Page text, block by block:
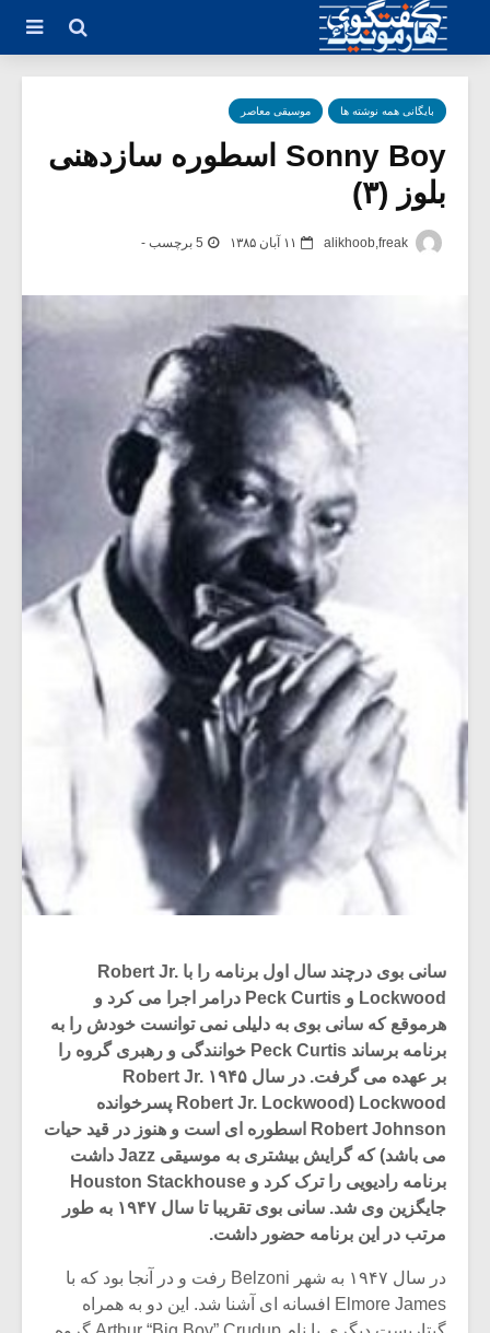
بایگانی همه نوشته ها موسیقی معاصر
Sonny Boy اسطوره سازدهنی
بلوز (۳)
۱۱ آبان ۱۳۸۵ 5 برچسب -
سانی بوی درچند سال اول برنامه را با Robert Jr.
Lockwood و Peck Curtis درامر اجرا می کرد و
هرموقع که سانی بوی به دلیلی نمی توانست خودش را به
برنامه برساند Peck Curtis خوانندگی و رهبری گروه را
بر عهده می گرفت. در سال ۱۹۴۵ Robert Jr.
Lockwood (Robert Jr. Lockwood پسرخوانده
Robert Johnson اسطوره ای است و هنوز در قید حیات
می باشد) که گرایش بیشتری به موسیقی Jazz داشت
برنامه رادیویی را ترک کرد و Houston Stackhouse
جایگزین وی شد. سانی بوی تقریبا تا سال ۱۹۴۷ به طور
مرتب در این برنامه حضور داشت.
در سال ۱۹۴۷ به شهر Belzoni رفت و در آنجا بود که با
Elmore James افسانه ای آشنا شد. این دو به همراه
میکلوش روژا